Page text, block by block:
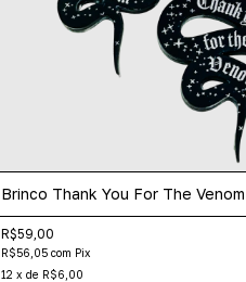
Brinco Thank You For The Venom
R$59,00
R$56,05 com Pix
12 x de R$6,00